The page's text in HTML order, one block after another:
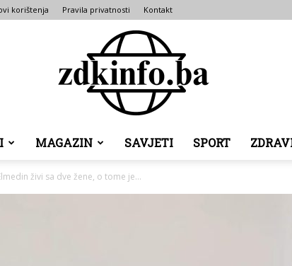
korištenja Pravila privatnosti Kontakt
MAGAZIN SAVJETI SPORT
živi sa dve žene, o tome je...